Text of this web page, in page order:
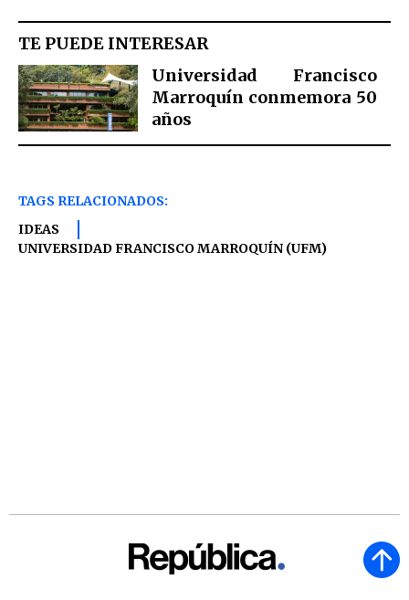
TE PUEDE INTERESAR
Universidad Francisco
Marroquín conmemora 50
años
TAGS RELACIONADOS:
IDEAS
UNIVERSIDAD FRANCISCO MARROQUÍN (UFM)